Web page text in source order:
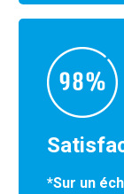
*Sur un